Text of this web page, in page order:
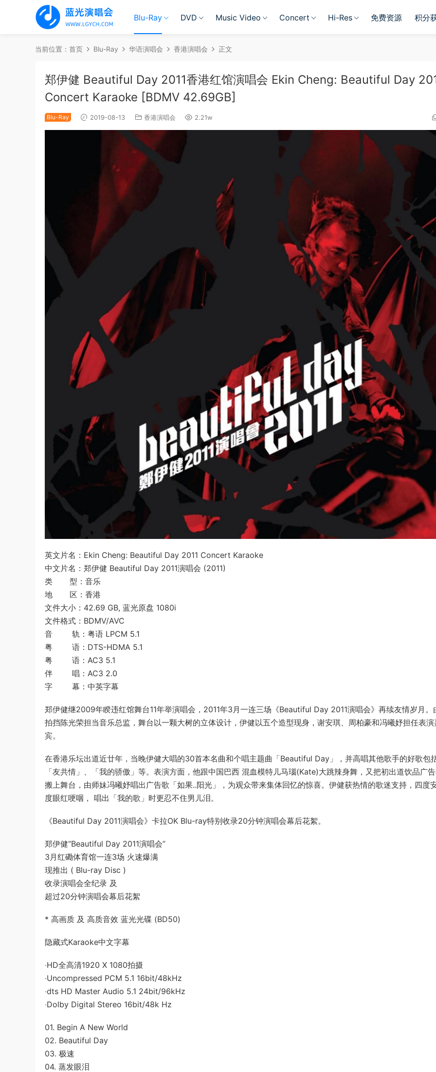
Blu-Ray DVD Music Video Concert Hi-Res 免费资源 积分
当前位置： 首页 Blu-Ray 华语演唱会 香港演唱会 正文
郑伊健 Beautiful Day 2011香港红馆演唱会 Ekin Cheng: Beautiful Day
Concert Karaoke [BDMV 42.69GB]
Blu-Ray 2019-08-13 香港演唱会 2.21w
英文片名：Ekin Cheng: Beautiful Day 2011 Concert Karaoke
中文片名：郑伊健 Beautiful Day 2011演唱会 (2011)
类 型：音乐
地 区：香港
文件大小：42.69 GB, 蓝光原盘 1080i
文件格式：BDMV/AVC
音 轨：粤语 LPCM 5.1
粤 语：DTS-HDMA 5.1
粤 语：AC3 5.1
伴 唱：AC3 2.0
字 幕：中英字幕
郑伊健继2009年睽违红馆舞台11年举演唱会，2011年3月一连三场《Beautiful Day 2011演唱会》再续友情岁月。
拍挡陈光荣担当音乐总监，舞台以一颗大树的立体设计，伊健以五个造型现身，谢安琪、周柏豪和冯曦妤担任表演
宾。
在香港乐坛出道近廿年，当晚伊健大唱的30首本名曲和个唱主题曲「Beautiful Day」，并高唱其他歌手的好歌包
「友共情」、「我的骄傲」等。表演方面，他跟中国巴西 混血模特儿马瑙(Kate)大跳辣身舞，又把初出道饮品广
搬上舞台，由师妹冯曦妤唱出广告歌「如果..阳光」，为观众带来集体回忆的惊喜。伊健获热情的歌迷支持，四度
度眼红哽咽， 唱出「我的歌」时更忍不住男儿泪。
《Beautiful Day 2011演唱会》卡拉OK Blu-ray特别收录20分钟演唱会幕后花絮。
郑伊健“Beautiful Day 2011演唱会”
3月红磡体育馆一连3场 火速爆满
现推出 ( Blu-ray Disc )
收录演唱会全纪录 及
超过20分钟演唱会幕后花絮
* 高画质 及 高质音效 蓝光光碟 (BD50)
隐藏式Karaoke中文字幕
‧HD全高清1920 X 1080拍摄
‧Uncompressed PCM 5.1 16bit/48kHz
‧dts HD Master Audio 5.1 24bit/96kHz
‧Dolby Digital Stereo 16bit/48k Hz
01. Begin A New World
02. Beautiful Day
03. 极速
04. 蒸发眼泪